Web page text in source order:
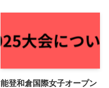
能登和倉国際女子オープン